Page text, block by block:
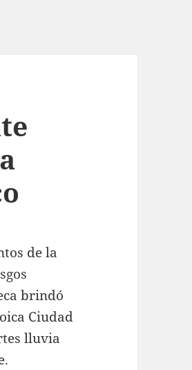
de la
brindó
Ciudad
lluvia